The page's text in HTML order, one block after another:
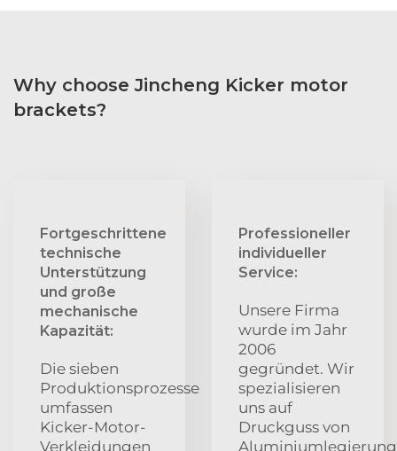
Why choose Jincheng Kicker motor
brackets?
Fortgeschrittene
technische
Unterstützung
und große
mechanische
Kapazität:
Die sieben
Produktionsprozesse
umfassen
Kicker-Motor-
Verkleidungen
Professioneller
individueller
Service:
Unsere Firma
wurde im Jahr
2006
gegründet. Wir
spezialisieren
uns auf
Druckguss von